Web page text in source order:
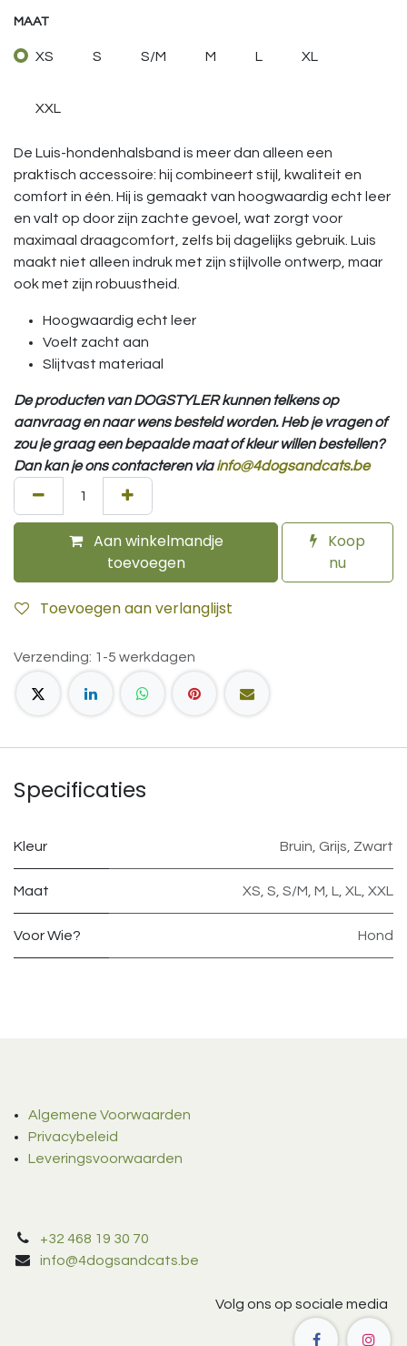
MAAT
XS S S/M M L XL
XXL
De Luis-hondenhalsband is meer dan alleen een
praktisch accessoire: hij combineert stijl, kwaliteit en
comfort in één. Hij is gemaakt van hoogwaardig echt leer
en valt op door zijn zachte gevoel, wat zorgt voor
maximaal draagcomfort, zelfs bij dagelijks gebruik. Luis
maakt niet alleen indruk met zijn stijlvolle ontwerp, maar
ook met zijn robuustheid.
Hoogwaardig echt leer
Voelt zacht aan
Slijtvast materiaal
De producten van DOGSTYLER kunnen telkens op
aanvraag en naar wens besteld worden. Heb je vragen of
zou je graag een bepaalde maat of kleur willen bestellen?
Dan kan je ons contacteren viainfo@4dogsandcats.be
Aan winkelmandje
toevoegen
Koop
nu
Toevoegen aan verlanglijst
Verzending: 1-5 werkdagen
Specificaties
Kleur Bruin Grijs Zwart
Maat XS S S/M M L XL XXL
Voor Wie? Hond
Algemene Voorwaarden
Privacybeleid
Leveringsvoorwaarden
+32 468 19 30 70
info@4dogsandcats.be
Volg ons op sociale media